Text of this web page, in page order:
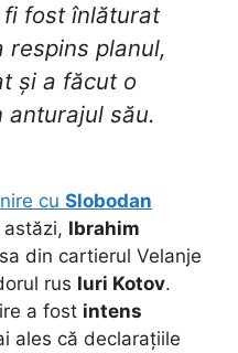
fost înlăturat
respins planul,
și a făcut o
anturajul său.
cu Slobodan
astăzi, Ibrahim
din cartierul Velanje
rus Iuri Kotov.
a fost intens
ales că declarațiile